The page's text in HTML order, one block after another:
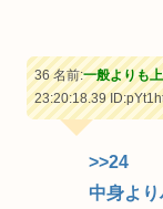
36 名前:一般よりも
23:20:18.39
>>24
中身よ